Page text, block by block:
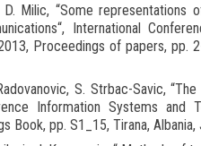
Milic, “Some
International
Proceedings of papers,
S. Strbac-Savic,
Information Systems and
Book, pp. S1_15, Tirana,